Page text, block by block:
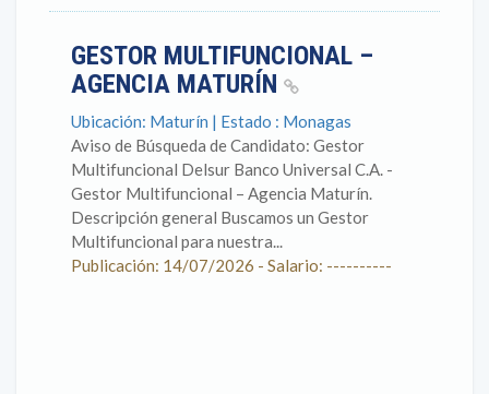
GESTOR MULTIFUNCIONAL –
AGENCIA MATURÍN
Ubicación: Maturín | Estado : Monagas
Aviso de Búsqueda de Candidato: Gestor
Multifuncional Delsur Banco Universal C.A. -
Gestor Multifuncional – Agencia Maturín.
Descripción general Buscamos un Gestor
Multifuncional para nuestra...
Publicación: 14/07/2026 - Salario: ----------